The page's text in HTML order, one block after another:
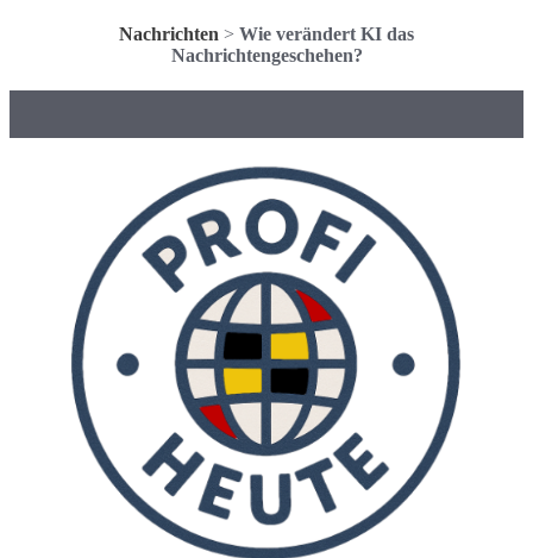
Nachrichten > Wie verändert KI das
Nachrichtengeschehen?